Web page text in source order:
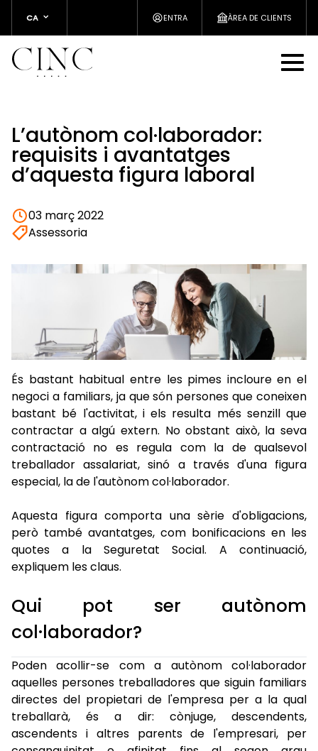
CA ENTRA ÀREA DE CLIENTS
L’autònom col·laborador:
requisits i avantatges
d’aquesta figura laboral
03 març 2022
Assessoria
És bastant habitual entre les pimes incloure en el
negoci a familiars, ja que són persones que coneixen
bastant bé l'activitat, i els resulta més senzill que
contractar a algú extern. No obstant això, la seva
contractació no es regula com la de qualsevol
treballador assalariat, sinó a través d'una figura
especial, la de l'autònom col·laborador.
Aquesta figura comporta una sèrie d'obligacions,
però també avantatges, com bonificacions en les
quotes a la Seguretat Social. A continuació,
expliquem les claus.
Qui pot ser autònom
col·laborador?
Poden acollir-se com a autònom col·laborador
aquelles persones treballadores que siguin familiars
directes del propietari de l'empresa per a la qual
treballarà, és a dir: cònjuge, descendents,
ascendents i altres parents de l'empresari, per